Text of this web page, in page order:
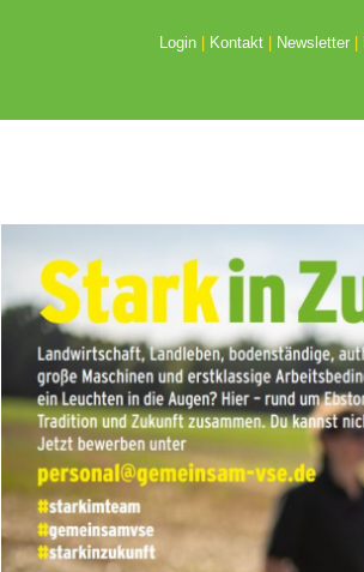
Login| Kontakt| Newsletter|